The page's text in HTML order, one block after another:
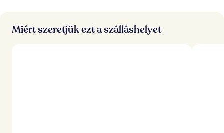
Miért szeretjük ezt a szálláshelyet